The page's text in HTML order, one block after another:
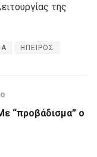
της
ΗΠΕΙΡΟΣ
“προβάδισμα” ο